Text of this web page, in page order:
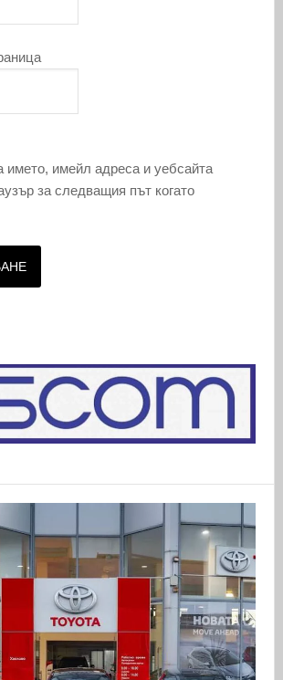
името, имейл адреса и уебсайта
за следващия път когато